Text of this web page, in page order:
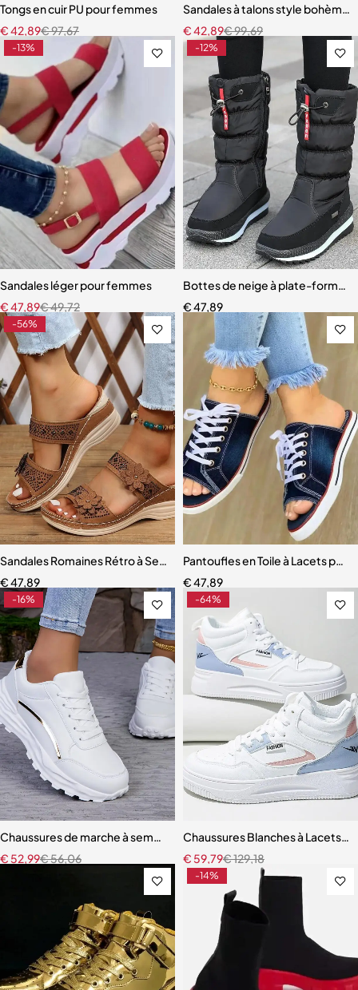
Tongs en cuir PU pour femmes
€97,67
€42,89
Sandales à talons style bohème
€99,69
€42,89
-13%
Sandales léger pour femmes
€49,72
€47,89
-12%
Bottes de neige à plate-forme
€47,89
-56%
Sandales Romaines Rétro à Semelles Compensées pour Femme
€47,89
Pantoufles en Toile à Lacets pour
€47,89
-16%
Chaussures de marche à semelle souple pour femmes
€56,06
€ 52,99
-64%
Chaussures Blanches à Lacets
€129,18
€ 59,79
-14%